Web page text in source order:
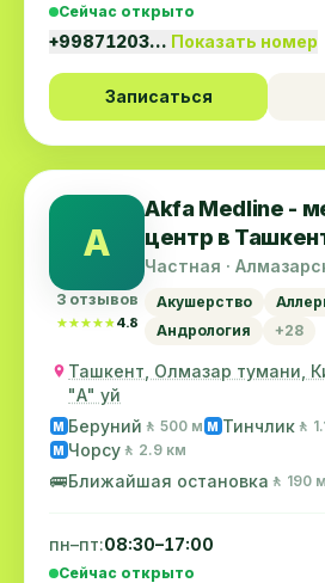
Сейчас открыто
+99871203… Показать номер
Записаться
A
3 отзывов
★★★★★
★★★★★ 4.8
Akfa Medline -
центр в
Частная ·
Акушерство
Андрология
+28
Ташкент, Олмазар тумани,
"А" уй
M Беруний 🚶 500 м M Тинчлик 🚶
M Чорсу 🚶 2.9 км
🚌Ближайшая остановка 🚶 190 м
пн–пт:08:30–17:00
Сейчас открыто